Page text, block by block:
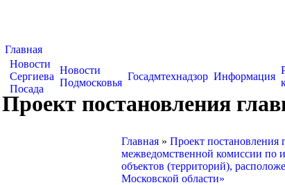
Главная
Новости
Сергиева
Посада
Новости
Подмосковья
Госадмтехнадзор Информация
Проект постановления
Главная » Проект постановления
межведомственной комиссии по
объектов (территорий),
Московской области»